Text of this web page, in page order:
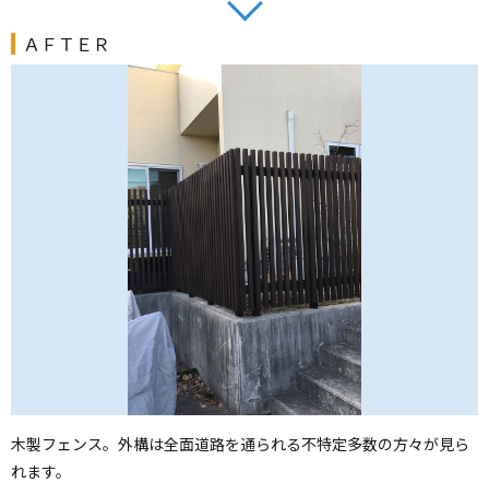
ＡＦＴＥＲ
木製フェンス。外構は全面道路を通られる不特定多数の方々が見ら
れます。